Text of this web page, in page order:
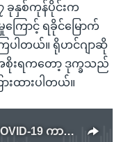
ခုနှစ်ကုန်ပိုင်းက
ြောင့် ရခိုင်မြောက်
ပါတယ်။ ရိုဟင်ဂျာဆို
းရကတော့ ဒုက္ခသည်
ထားပါတယ်။
ရိုဟင်ဂျာဒုက္ခသည်စခန်းတွေထဲမှာ COVID-19 ကာကွယ်ရေး တိုးလုပ်နေပြီလို့ ကုလသမဂ္ဂပြော